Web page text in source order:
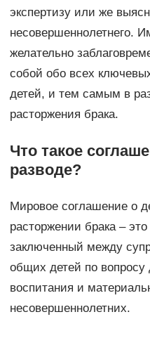
экспертизу или же
несовершеннолетнего.
желательно
собой обо всех
детей, и тем самым в
расторжения брака.
Что такое
разводе?
Мировое соглашение о
расторжении брака –
заключенный между
общих детей по
воспитания и
несовершеннолетних.